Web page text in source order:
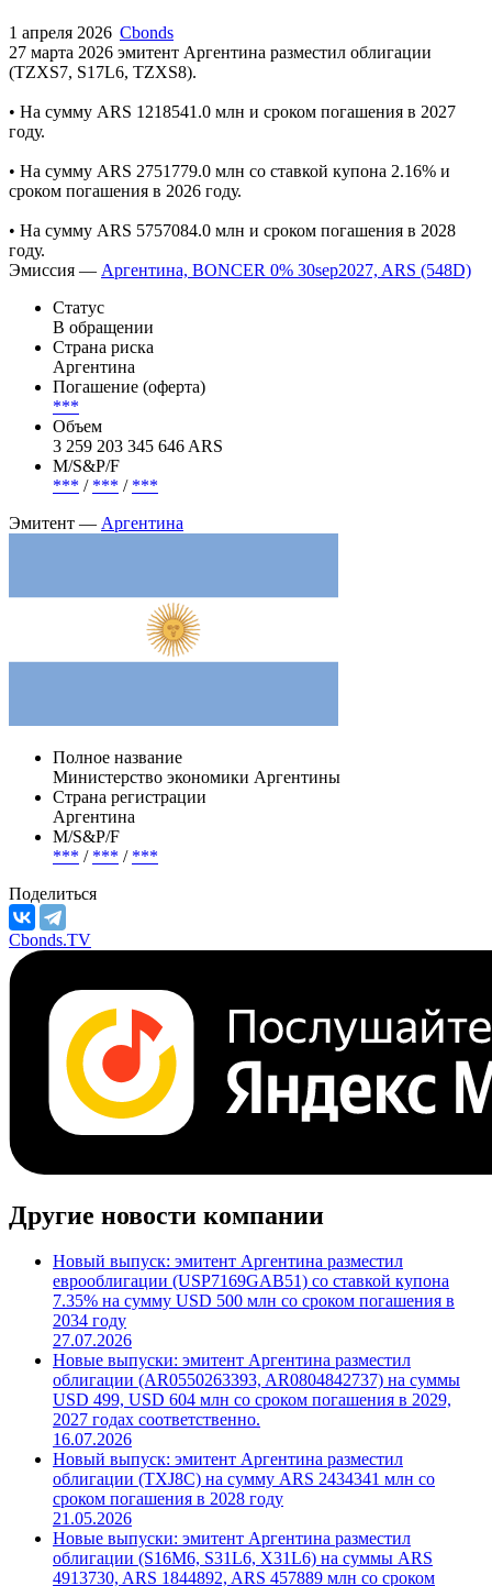
1 апреля 2026 Cbonds
27 марта 2026 эмитент Аргентина разместил облигации
(TZXS7, S17L6, TZXS8).
• На сумму ARS 1218541.0 млн и сроком погашения в 2027
году.
• На сумму ARS 2751779.0 млн cо ставкой купона 2.16% и
сроком погашения в 2026 году.
• На сумму ARS 5757084.0 млн и сроком погашения в 2028
году.
Эмиссия — Аргентина, BONCER 0% 30sep2027, ARS (548D)
Статус
В обращении
Страна риска
Аргентина
Погашение (оферта)
***
Объем
3 259 203 345 646 ARS
М/S&P/F
*** / *** / ***
Эмитент — Аргентина
Полное название
Министерство экономики Аргентины
Страна регистрации
Аргентина
М/S&P/F
*** / *** / ***
Поделиться
Cbonds.TV
Другие новости компании
Новый выпуск: эмитент Аргентина разместил
еврооблигации (USP7169GAB51) со ставкой купона
7.35% на сумму USD 500 млн со сроком погашения в
2034 году
27.07.2026
Новые выпуски: эмитент Аргентина разместил
облигации (AR0550263393, AR0804842737) на суммы
USD 499, USD 604 млн со сроком погашения в 2029,
2027 годах соответственно.
16.07.2026
Новый выпуск: эмитент Аргентина разместил
облигации (TXJ8C) на сумму ARS 2434341 млн со
сроком погашения в 2028 году
21.05.2026
Новые выпуски: эмитент Аргентина разместил
облигации (S16M6, S31L6, X31L6) на суммы ARS
4913730, ARS 1844892, ARS 457889 млн со сроком